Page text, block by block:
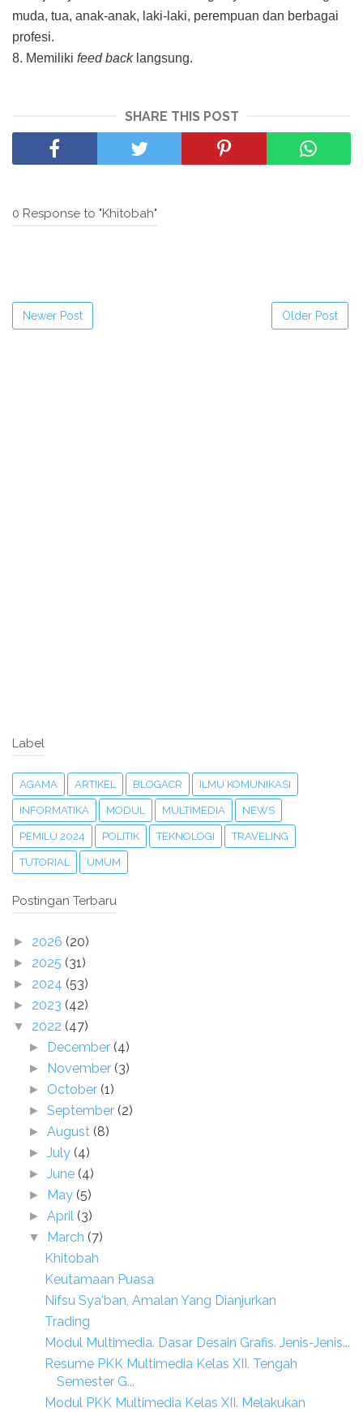
muda, tua, anak-anak, laki-laki, perempuan dan berbagai
profesi.
8. Memiliki feed backlangsung.
SHARE THIS POST
0 Response to "Khitobah"
Newer Post Older Post
Label
AGAMA ARTIKEL BLOGACR ILMU KOMUNIKASI
INFORMATIKA MODUL MULTIMEDIA NEWS
PEMILU 2024 POLITIK TEKNOLOGI TRAVELING
TUTORIAL UMUM
Postingan Terbaru
► 2026 (20)
► 2025 (31)
► 2024 (53)
► 2023 (42)
▼ 2022 (47)
► December (4)
► November (3)
► October (1)
►September (2)
►August (8)
►July (4)
►June (4)
► May (5)
►April (3)
▼ March (7)
Khitobah
Keutamaan Puasa
Nifsu Sya'ban, Amalan Yang Dianjurkan
Trading
Modul Multimedia. Dasar Desain Grafis. Jenis-Jenis...
Resume PKK Multimedia Kelas XII. Tengah
Semester G...
Modul PKK Multimedia Kelas XII. Melakukan